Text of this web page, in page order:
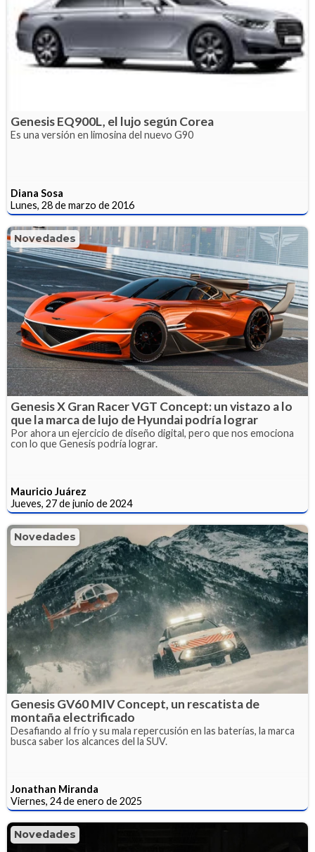
Genesis EQ900L, el lujo según Corea
Es una versión en limosina del nuevo G90
Diana Sosa
Lunes, 28 de marzo de 2016
Novedades
Genesis X Gran Racer VGT Concept: un vistazo a lo
que la marca de lujo de Hyundai podría lograr
Por ahora un ejercicio de diseño digital, pero que nos emociona
con lo que Genesis podría lograr.
Mauricio Juárez
Jueves, 27 de junio de 2024
Novedades
Genesis GV60 MIV Concept, un rescatista de
montaña electrificado
Desafiando al frío y su mala repercusión en las baterías, la marca
busca saber los alcances del la SUV.
Jonathan Miranda
Viernes, 24 de enero de 2025
Novedades